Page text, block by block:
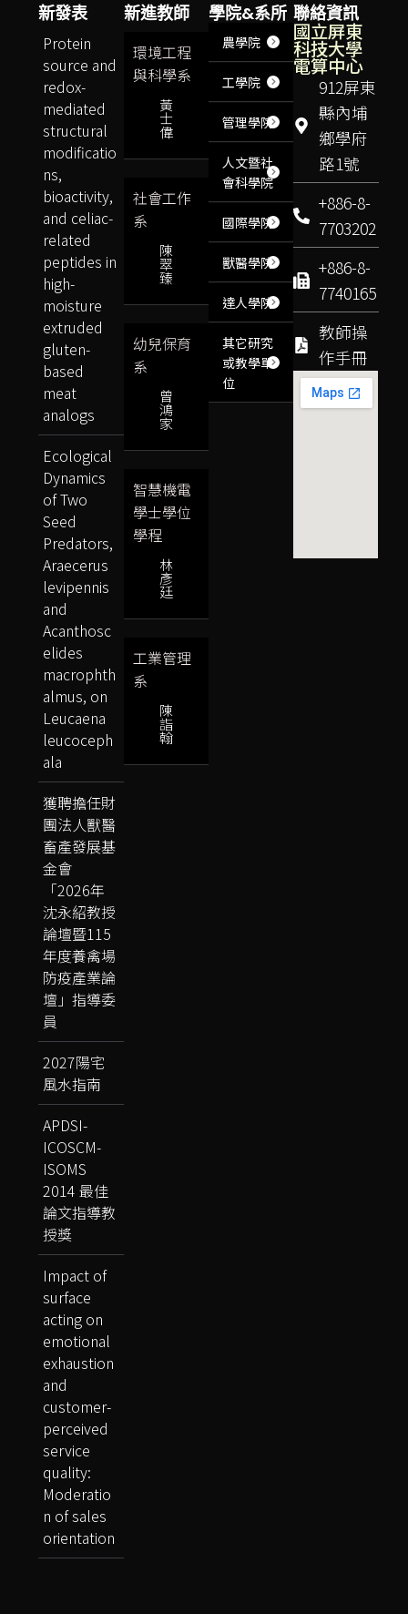
聯絡資訊
國立屏東
科技大學
電算中心
912屏東
縣內埔
鄉學府
路1號
+886-8-
7703202
+886-8-
7740165
教師操
作手冊
學院&系所
農學院
工學院
管理學院
人文暨社
會科學院
國際學院
獸醫學院
達人學院
其它研究
或教學單
位
新進教師
環境工程
與科學系
黃
士
偉
社會工作
系
陳
翠
臻
幼兒保育
系
曾
鴻
家
智慧機電
學士學位
學程
林
彥
廷
工業管理
系
陳
詣
翰
新發表
Protein
source and
redox-
mediated
structural
modificatio
ns,
bioactivity,
and celiac-
related
peptides in
high-
moisture
extruded
gluten-
based
meat
analogs
Ecological
Dynamics
of Two
Seed
Predators,
Araecerus
levipennis
and
Acanthosc
elides
macrophth
almus, on
Leucaena
leucoceph
ala
獲聘擔任財
團法人獸醫
畜產發展基
金會
「2026年
沈永紹教授
論壇暨115
年度養禽場
防疫產業論
壇」指導委
員
2027陽宅
風水指南
APDSI-
ICOSCM-
ISOMS
2014 最佳
論文指導教
授獎
Impact of
surface
acting on
emotional
exhaustion
and
customer-
perceived
service
quality:
Moderatio
n of sales
orientation